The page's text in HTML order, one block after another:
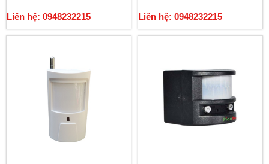
Liên hệ: 0948232215 Liên hệ: 0948232215